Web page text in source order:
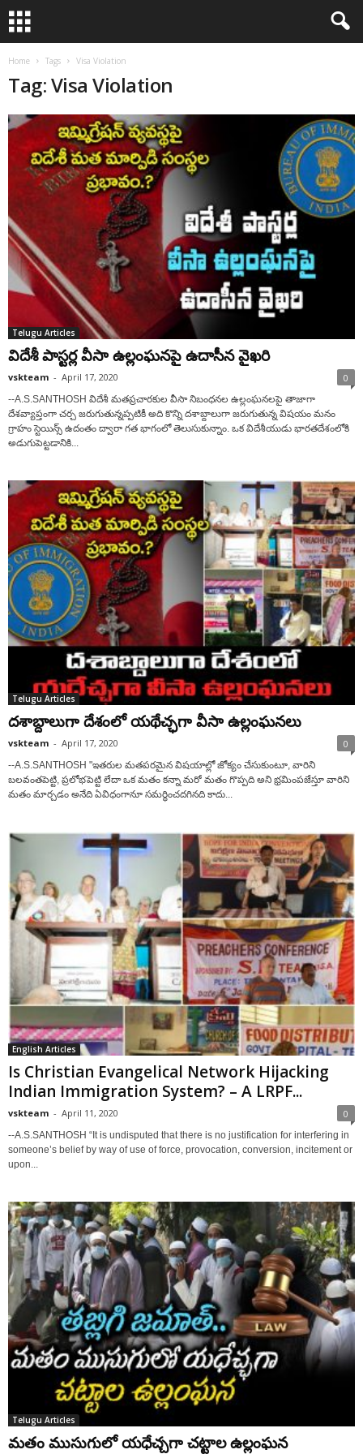
Home Tags Visa Violation
Tag: Visa Violation
Telugu Articles
విదేశీ పాస్టర్ల వీసా ఉల్లంఘనపై ఉదాసీన వైఖరి
vskteam - April 17, 2020 0
--A.S.SANTHOSH విదేశీ మతప్రచారకుల వీసా నిబంధనల ఉల్లంఘనలపై తాజాగా
దేశవ్యాప్తంగా చర్చ జరుగుతున్నప్పటికీ అది కొన్ని దశాబ్దాలుగా జరుగుతున్న విషయం మనం
గ్రాహం స్టెయిన్స్ ఉదంతం ద్వారా గత భాగంలో తెలుసుకున్నాం. ఒక విదేశీయుడు భారతదేశంలోకి
అడుగుపెట్టడానికి...
Telugu Articles
దశాబ్దాలుగా దేశంలో యథేచ్ఛగా వీసా ఉల్లంఘనలు
vskteam - April 17, 2020 0
--A.S.SANTHOSH "ఇతరుల మతపరమైన విషయాల్లో జోక్యం చేసుకుంటూ, వారిని
బలవంతపెట్టి, ప్రలోభపెట్టి లేదా ఒక మతం కన్నా మరో మతం గొప్పది అని భ్రమింపజేస్తూ వారిని
మతం మార్చడం అనేది ఏవిధంగానూ సమర్ధించదగినది కాదు...
English Articles
Is Christian Evangelical Network Hijacking
Indian Immigration System? – A LRPF...
vskteam - April 11, 2020 0
--A.S.SANTHOSH “It is undisputed that there is no justification for interfering in
someone’s belief by way of use of force, provocation, conversion, incitement or
upon...
Telugu Articles
మతం ముసుగులో యధేచ్చగా చట్టాల ఉల్లంఘన